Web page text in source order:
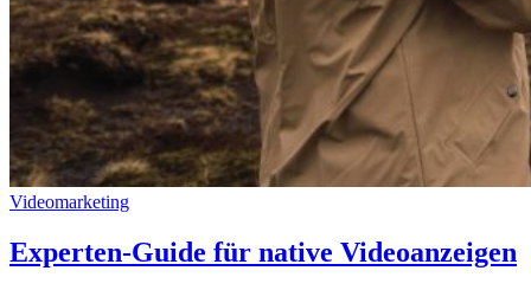
Videomarketing
Experten-Guide für native Videoanzeigen